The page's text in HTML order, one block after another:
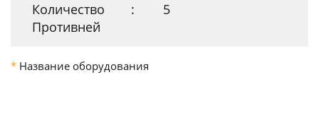
Количество
Противней
: 5
* Название оборудования